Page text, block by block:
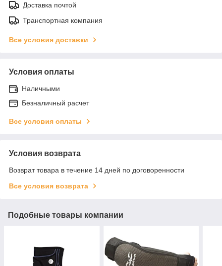
Доставка почтой
Транспортная компания
Все условия доставки
Условия оплаты
Наличными
Безналичный расчет
Все условия оплаты
Условия возврата
Возврат товара в течение 14 дней по договоренности
Все условия возврата
Подобные товары компании